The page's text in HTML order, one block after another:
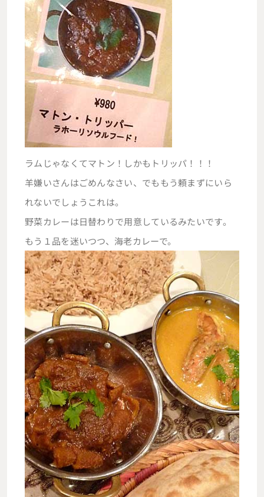
ラムじゃなくてマトン！しかもトリッパ！！！
羊嫌いさんはごめんなさい、でももう頼まずにいら
れないでしょうこれは。
野菜カレーは日替わりで用意しているみたいです。
もう１品を迷いつつ、海老カレーで。